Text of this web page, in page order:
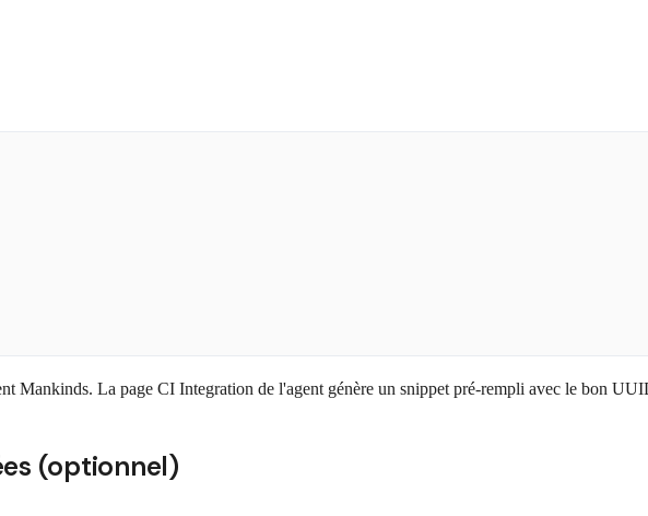
Mankinds. La page CI Integration de l'agent génère un snippet pré-rempli avec le bon
(optionnel)